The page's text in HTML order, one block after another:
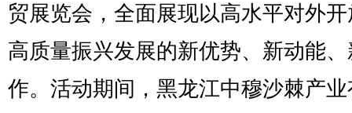
贸展览会，全面展现以高水平对外
高质量振兴发展的新优势、新动能
作。活动期间，黑龙江中穆沙棘产